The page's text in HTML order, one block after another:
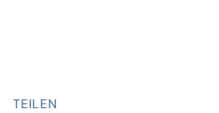
TEILEN